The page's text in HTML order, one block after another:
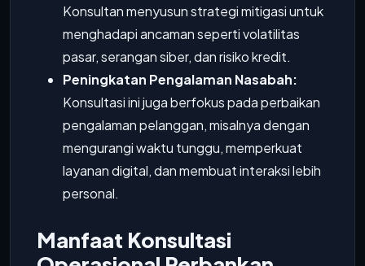
Konsultan menyusun strategi mitigasi untuk
menghadapi ancaman seperti volatilitas
pasar, serangan siber, dan risiko kredit.
Peningkatan Pengalaman Nasabah:
Konsultasi ini juga berfokus pada perbaikan
pengalaman pelanggan, misalnya dengan
mengurangi waktu tunggu, memperkuat
layanan digital, dan membuat interaksi lebih
personal.
Manfaat Konsultasi